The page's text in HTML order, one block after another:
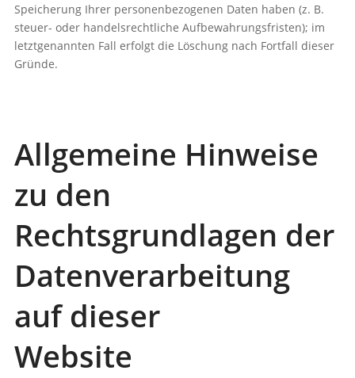
Speicherung Ihrer personenbezogenen Daten haben (z. B.
steuer- oder handelsrechtliche Aufbewahrungsfristen); im
letztgenannten Fall erfolgt die Löschung nach Fortfall dieser
Gründe.
Allgemeine Hinweise
zu den
Rechtsgrundlagen der
Datenverarbeitung
auf dieser
Website